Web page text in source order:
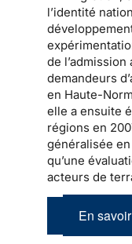
l’identité
de l’admission
demandeurs
en Haute-
elle a ensuite
régions en
généralisée
qu’une
acteurs de
En